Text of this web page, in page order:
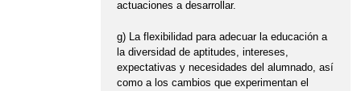
actuaciones a desarrollar.
g) La flexibilidad para adecuar la educación a
la diversidad de aptitudes, intereses,
expectativas y necesidades del alumnado, así
como a los cambios que experimentan el